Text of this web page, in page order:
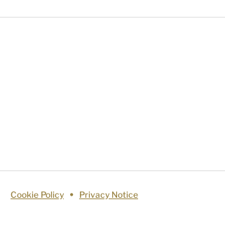
Cookie Policy Privacy Notice